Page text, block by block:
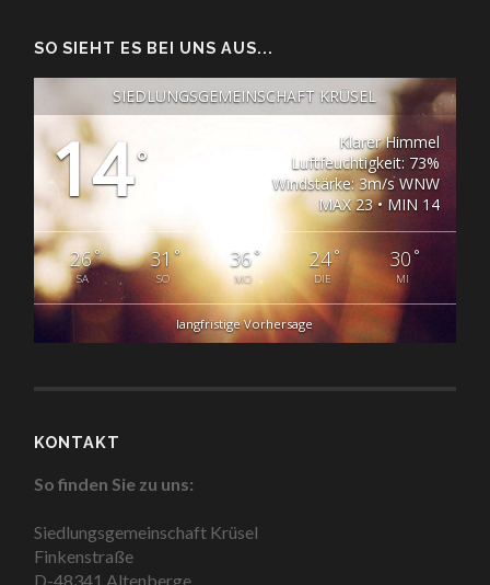
SO SIEHT ES BEI UNS AUS...
SIEDLUNGSGEMEINSCHAFT KRÜSEL
14°
Klarer Himmel
Luftfeuchtigkeit: 73%
Windstärke: 3m/s WNW
MAX 23 • MIN 14
26°
SA
31°
SO
36°
MO
24°
DIE
30 °
MI
langfristige Vorhersage
KONTAKT
So finden Sie zu uns:
Siedlungsgemeinschaft Krüsel
Finkenstraße
D-48341 Altenberge